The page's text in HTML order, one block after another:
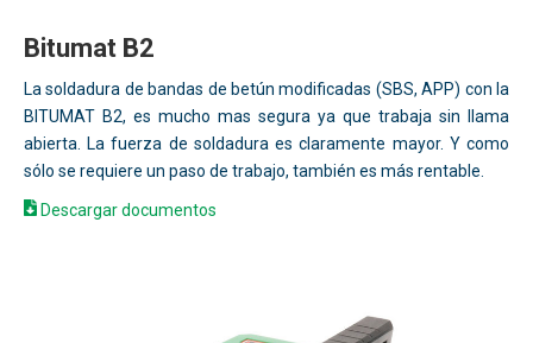
Bitumat B2
La soldadura de bandas de betún modificadas (SBS, APP) con la
BITUMAT B2, es mucho mas segura ya que trabaja sin llama
abierta. La fuerza de soldadura es claramente mayor. Y como
sólo se requiere un paso de trabajo, también es más rentable.
Descargar documentos